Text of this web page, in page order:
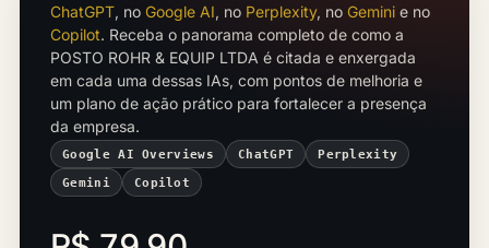
ChatGPT, no Google AI, no Perplexity, no Gemini e no
Copilot. Receba o panorama completo de como a
POSTO ROHR & EQUIP LTDA é citada e enxergada
em cada uma dessas IAs, com pontos de melhoria e
um plano de ação prático para fortalecer a presença
da empresa.
Google AI Overviews ChatGPT Perplexity
Gemini Copilot